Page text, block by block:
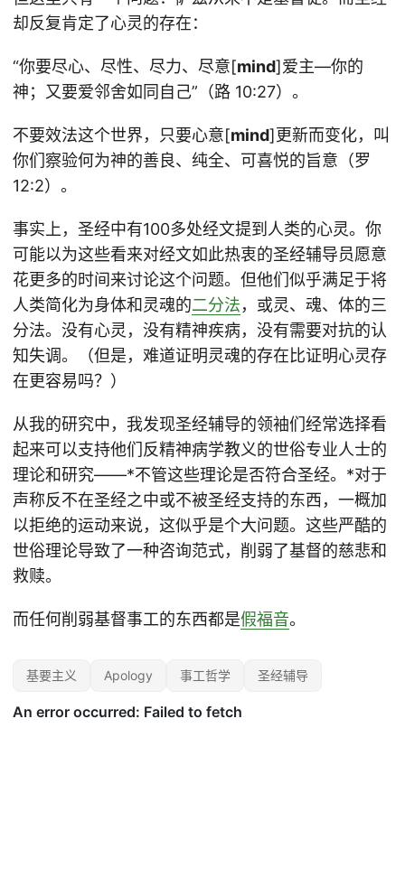
却反复肯定了心灵的存在：
“你要尽心、尽性、尽力、尽意[mind]爱主―你的
神；又要爱邻舍如同自己”（路 10:27）。
不要效法这个世界，只要心意[mind]更新而变化，叫
你们察验何为神的善良、纯全、可喜悦的旨意（罗
12:2）。
事实上，圣经中有100多处经文提到人类的心灵。你
可能以为这些看来对经文如此热衷的圣经辅导员愿意
花更多的时间来讨论这个问题。但他们似乎满足于将
人类简化为身体和灵魂的二分法，或灵、魂、体的三
分法。没有心灵，没有精神疾病，没有需要对抗的认
知失调。（但是，难道证明灵魂的存在比证明心灵存
在更容易吗？）
从我的研究中，我发现圣经辅导的领袖们经常选择看
起来可以支持他们反精神病学教义的世俗专业人士的
理论和研究——*不管这些理论是否符合圣经。*对于
声称反不在圣经之中或不被圣经支持的东西，一概加
以拒绝的运动来说，这似乎是个大问题。这些严酷的
世俗理论导致了一种咨询范式，削弱了基督的慈悲和
救赎。
而任何削弱基督事工的东西都是假福音。
基要主义 Apology 事工哲学 圣经辅导